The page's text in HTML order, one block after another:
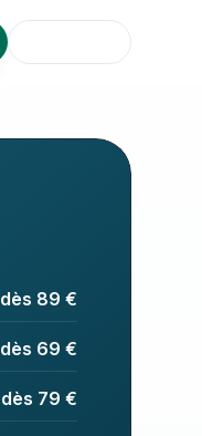
dès 89 €
dès 69 €
dès 79 €